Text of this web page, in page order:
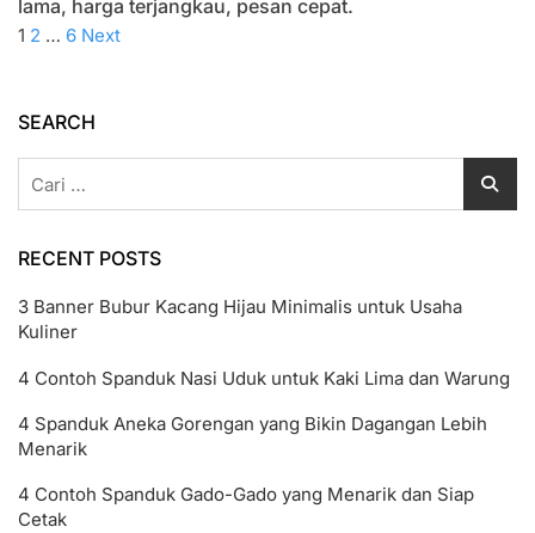
lama, harga terjangkau, pesan cepat.
Paginasi
Page
1 Page
2 … Page
6 NextNext
SEARCH
RECENT POSTS
3 Banner Bubur Kacang Hijau Minimalis untuk Usaha
Kuliner
4 Contoh Spanduk Nasi Uduk untuk Kaki Lima dan Warung
4 Spanduk Aneka Gorengan yang Bikin Dagangan Lebih
Menarik
4 Contoh Spanduk Gado-Gado yang Menarik dan Siap
Cetak